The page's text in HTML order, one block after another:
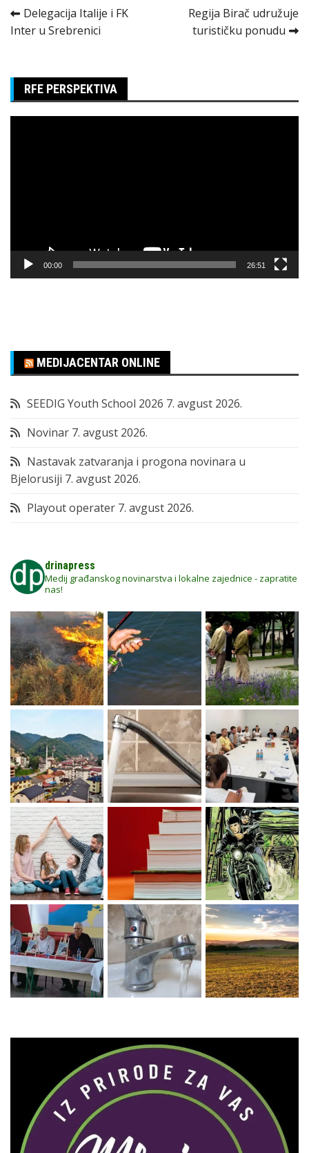
Kretanje
članka
Delegacija Italije i FK
Inter u Srebrenici
Regija Birač udružuje
turističku ponudu
RFE PERSPEKTIVA
00:00 26:51
MEDIJACENTAR ONLINE
SEEDIG Youth School 2026 7. avgust 2026.
Novinar 7. avgust 2026.
Nastavak zatvaranja i progona novinara u
Bjelorusiji 7. avgust 2026.
Playout operater 7. avgust 2026.
drinapress
Medij građanskog novinarstva i lokalne zajednice - zapratite
nas!